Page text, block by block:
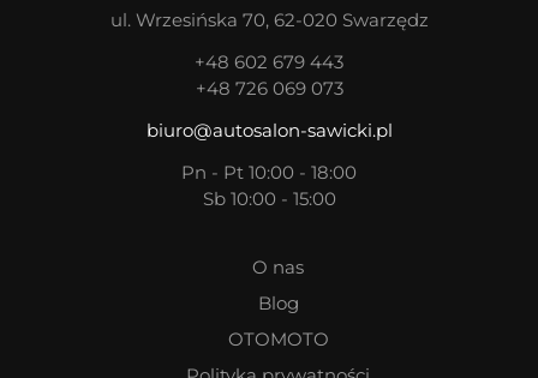
ul. Wrzesińska 70, 62-020 Swarzędz
+48 602 679 443
+48 726 069 073
biuro@autosalon-sawicki.pl
Pn - Pt 10:00 - 18:00
Sb 10:00 - 15:00
O nas
Blog
OTOMOTO